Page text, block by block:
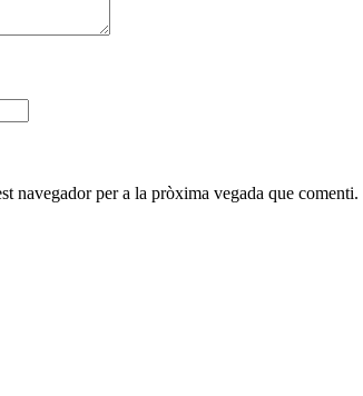
navegador per a la pròxima vegada que comenti.